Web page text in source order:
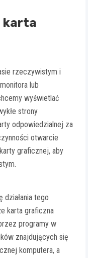
karta
rzeczywistym i
lub
wyświetlać
strony
odpowiedzialnej za
otwarcie
graficznej, aby
działania tego
karta graficzna
programy w
znajdujących się
komputera, a